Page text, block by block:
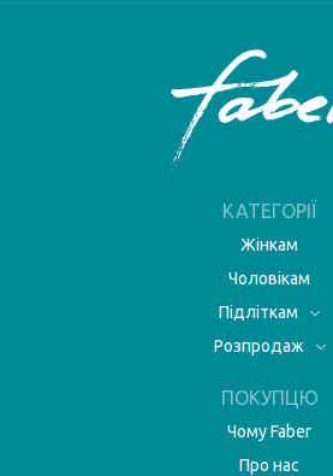
КАТЕГОРІЇ
Жінкам
Чоловікам
Підліткам
Розпродаж
ПОКУПЦЮ
Чому Faber
Про нас